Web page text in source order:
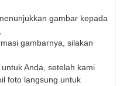
gambar kepada
gambarnya, silakan
Anda, setelah kami
foto langsung untuk